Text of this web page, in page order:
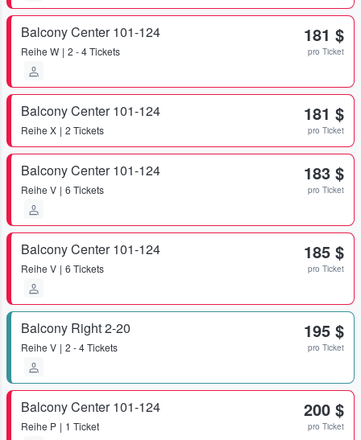
Balcony Center 101-124
Reihe W 2 - 4 Tickets
181 $
pro Ticket
Balcony Center 101-124
Reihe X 2 Tickets
181 $
pro Ticket
Balcony Center 101-124
Reihe V 6 Tickets
183 $
pro Ticket
Balcony Center 101-124
Reihe V 6 Tickets
185 $
pro Ticket
Balcony Right 2-20
Reihe V 2 - 4 Tickets
195 $
pro Ticket
Balcony Center 101-124
Reihe P 1 Ticket
200 $
pro Ticket